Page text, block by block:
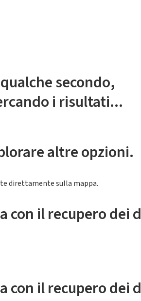
secondo,
i risultati...
altre opzioni.
direttamente sulla mappa.
con il recupero dei
con il recupero dei